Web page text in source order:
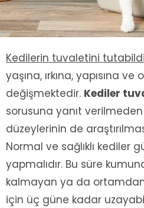
Kedilerin tuvaletini
yaşına, ırkına, yapısına
değişmektedir. Kediler
sorusuna yanıt
düzeylerinin de
Normal ve sağlıklı kediler
yapmalıdır. Bu süre
kalmayan ya da
için üç güne kadar